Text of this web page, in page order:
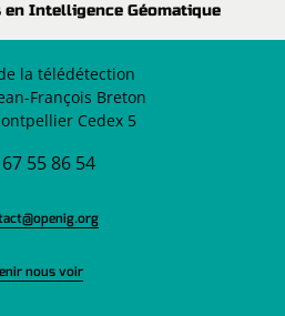
en Intelligence Géomatique
la télédétection
François Breton
Cedex 5
55 86 54
nous voir